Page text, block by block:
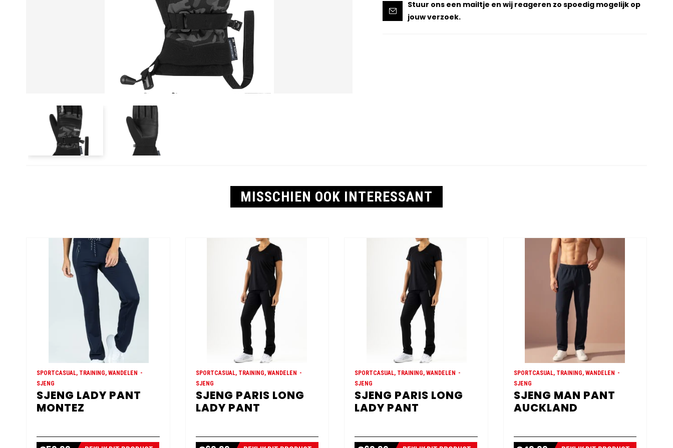
Stuur ons een mailtje en wij reageren zo spoedig mogelijk op
jouw verzoek.
MISSCHIEN OOK INTERESSANT
SPORTCASUAL, TRAINING, WANDELEN
SJENG
SJENG LADY PANT
MONTEZ
SPORTCASUAL, TRAINING, WANDELEN
SJENG
SJENG PARIS LONG
LADY PANT
SPORTCASUAL, TRAINING, WANDELEN
SJENG
SJENG PARIS LONG
LADY PANT
SPORTCASUAL, TRAINING, WANDELEN
SJENG
SJENG MAN PANT
AUCKLAND